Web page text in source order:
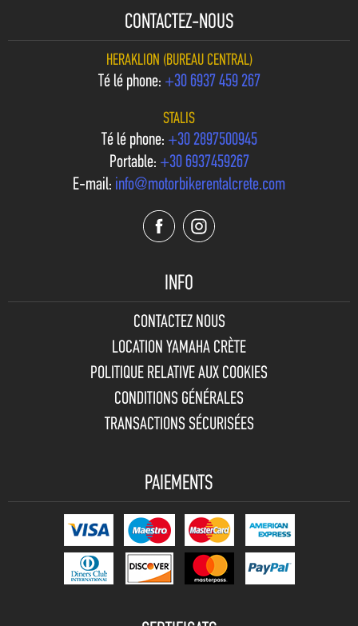
CONTACTEZ-NOUS
HERAKLION (BUREAU CENTRAL)
Téléphone: +30 6937 459 267
STALIS
Téléphone: +30 2897500945
Portable: +30 6937459267
E-mail: info@motorbikerentalcrete.com
INFO
CONTACTEZ NOUS
LOCATION YAMAHA CRÈTE
POLITIQUE RELATIVE AUX COOKIES
CONDITIONS GÉNÉRALES
TRANSACTIONS SÉCURISÉES
PAIEMENTS